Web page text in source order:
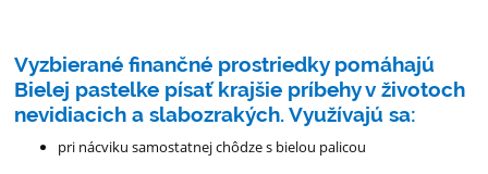
Vyzbierané finančné prostriedky pomáhajú
Bielej pastelke písať krajšie príbehy v životoch
nevidiacich a slabozrakých. Využívajú sa:
pri nácviku samostatnej chôdze s bielou palicou